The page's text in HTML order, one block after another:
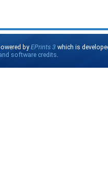
byEPrints 3 which is
software credits.